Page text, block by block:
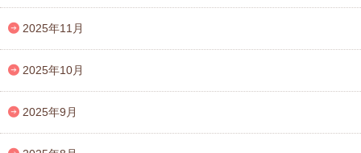
2025年11月
2025年10月
2025年9月